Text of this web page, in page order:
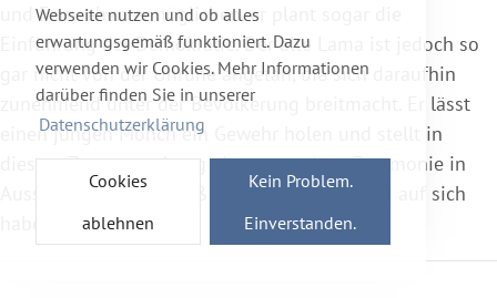
Webseite nutzen und ob alles
erwartungsgemäß funktioniert. Dazu
verwenden wir Cookies. Mehr Informationen
darüber finden Sie in unserer
Datenschutzerklärung
Cookies
ablehnen
Kein Problem.
Einverstanden.
und Fernsehen ermöglichen, er plant sogar die
Einführung der Demokratie. Der alte Lama ist jedoch so
gar nicht von der Unruhe angetan, die sich daraufhin
zunehmend unter der Bevölkerung breitmacht. Er lässt
einen jungen Mönch ein Gewehr holen und stellt in
diesem Zusammenhang eine mysteriöse Zeremonie in
Aussicht. Niemand weiß jedoch, was es damit auf sich
haben soll...